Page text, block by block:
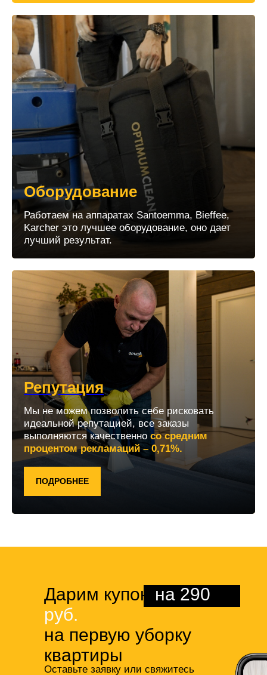
Оборудование
Работаем на аппаратах Santoemma, Bieffee,
Karcher это лучшее оборудование, оно дает
лучший результат.
Репутация
Мы не можем позволить себе рисковать
идеальной репутацией, все заказы
выполняются качественно со средним
процентом рекламаций – 0,71%.
ПОДРОБНЕЕ
Оставьте заявку или свяжитесь
Дарим купон на 290
руб.
на первую уборку
квартиры